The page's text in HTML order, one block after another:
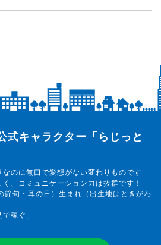
式キャラクター「らじっと
なのに無口で愛想がない変わりものです
、コミュニケーション力は抜群です！
節句・耳の日）生まれ（出生地はときがわ
稼ぐ」